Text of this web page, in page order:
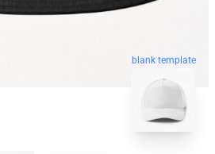
blank template